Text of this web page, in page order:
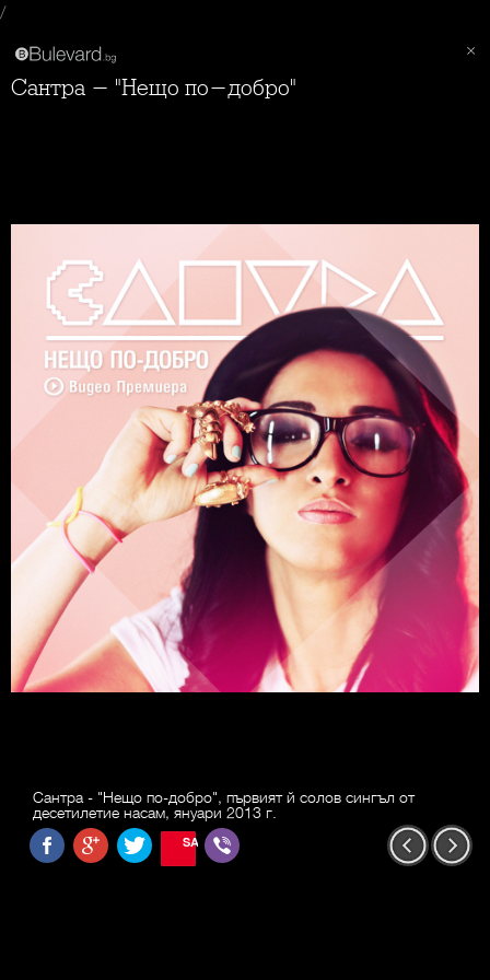
/
Сантра - "Нещо по-добро"
Сантра - "Нещо по-добро", първият й солов сингъл от
десетилетие насам, януари 2013 г.
SAVE